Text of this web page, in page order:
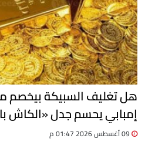
هل تغليف السبيكة
إمبابي يحسم جدل «الكاش